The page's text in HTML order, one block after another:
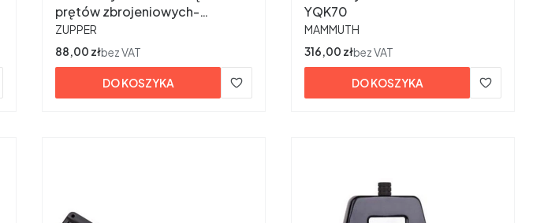
prętów zbrojeniowych-
CPC22ALB
PRODUCENT
ZUPPER
Cena
88,00 złbez VAT
DO KOSZYKA
YQK70
PRODUCENT
MAMMUTH
Cena
316,00 złbez VAT
DO KOSZYKA